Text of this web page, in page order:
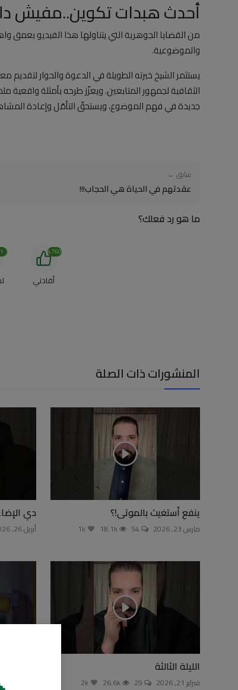
أحدث هبدات تكوين..مفيش
من القضايا الجوهرية التي يتناولها هذا الفيديو بعمق
والموضوعية.
يستثمر الشيخ خبرته الطويلة في الدعوة والحوار لتقديم
الثقافية لجمهور المتابعين. ويعزّز طرحه بأمثلة
جديدة في فهم الموضوع، ويستحقّ التأمّل وإعادة
سابق ←
عقدتهم في الحياة هي الحجاب!!!
ما هو رد فعلك؟
أفادني
4760
المنشورات ذات الصلة
ينفع أستغيث بالموتى!؟
مارس 23, 2026
دي
أبريل 26, 2026
الليلة الثالثة
فبراير 21, 2026
ينفع